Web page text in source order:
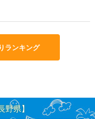
ランキング
県】